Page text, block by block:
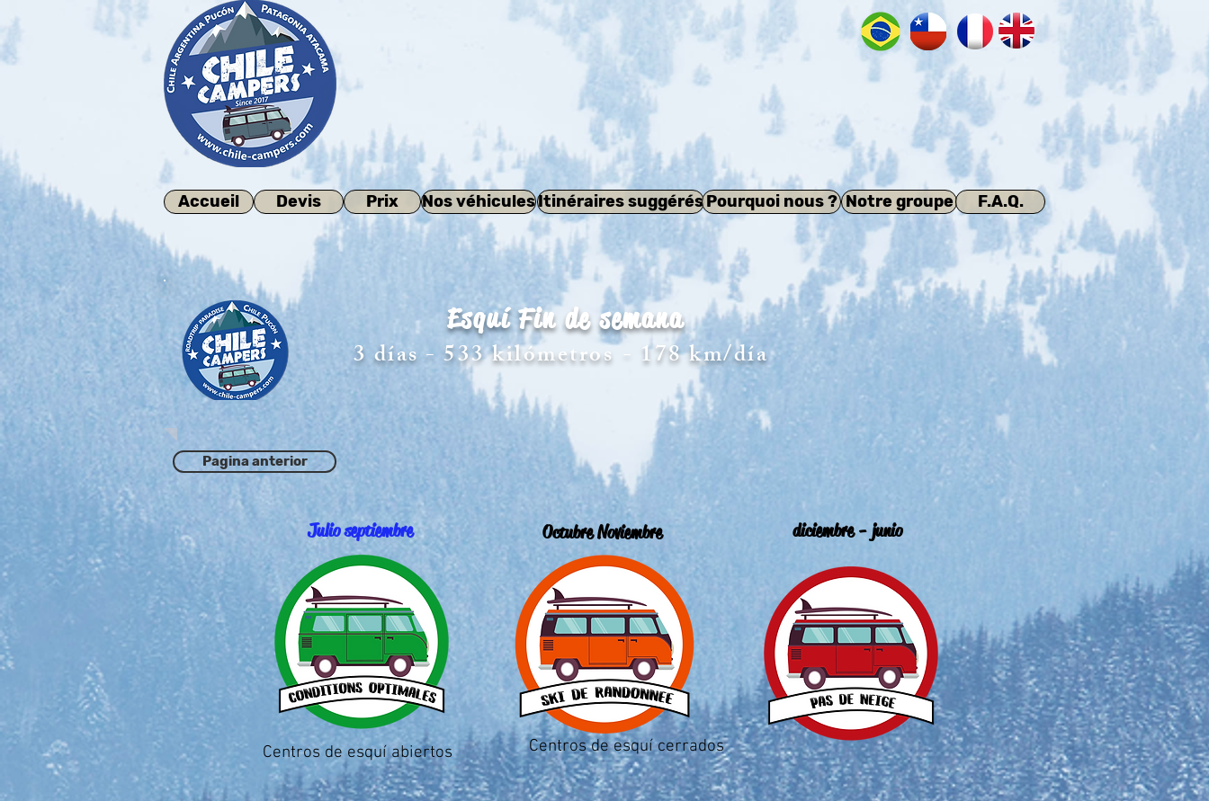
Accueil Devis Prix Nos véhiculesItinéraires suggérésPourquoi nous ? Notre groupe F.A.Q.
Esquí Fin de semana
3 días - 533 kilómetros - 178 km/día
Pagina anterior
Julio septiembre
Centros de esquí abiertos
Octubre Noviembre
Centros de esquí cerrados
diciembre - junio